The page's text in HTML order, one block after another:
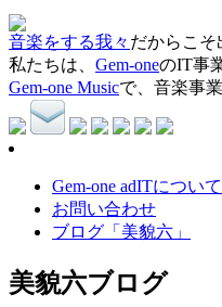
音楽をする我々 だからこそ
私たちは、 Gem-oneのIT事
Gem-one Musicで、音楽事
Gem-one adITについて
お問い合わせ
ブログ「美貌六」
美貌六ブログ